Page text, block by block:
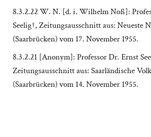
8.3.2.22 W. N. [d. i. Wilhelm Noß]:
Seelig†, Zeitungsausschnitt aus: Neueste
(Saarbrücken) vom 17. November 1955.
8.3.2.21 [Anonym]: Professor Dr. Ernst
Zeitungsausschnitt aus: Saarländische
(Saarbrücken) vom 14. November 1955.